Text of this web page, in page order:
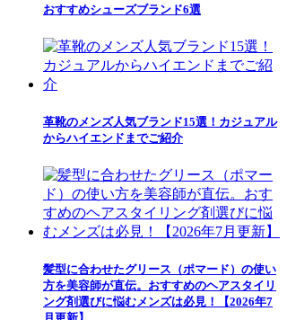
おすすめシューズブランド6選
革靴のメンズ人気ブランド15選！カジュアル
からハイエンドまでご紹介
髪型に合わせたグリース（ポマード）の使い
方を美容師が直伝。おすすめのヘアスタイリ
ング剤選びに悩むメンズは必見！【2026年7